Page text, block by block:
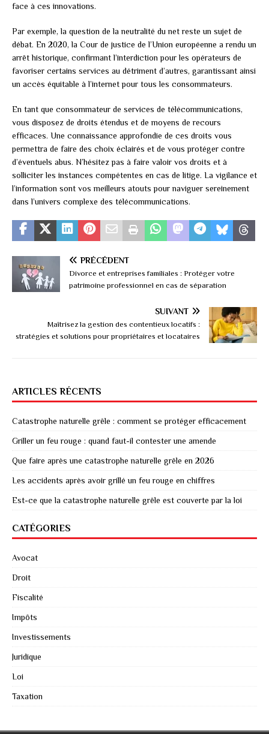
face à ces innovations.
Par exemple, la question de la neutralité du net reste un sujet de
débat. En 2020, la Cour de justice de l’Union européenne a rendu un
arrêt historique, confirmant l’interdiction pour les opérateurs de
favoriser certains services au détriment d’autres, garantissant ainsi
un accès équitable à l’internet pour tous les consommateurs.
En tant que consommateur de services de télécommunications,
vous disposez de droits étendus et de moyens de recours
efficaces. Une connaissance approfondie de ces droits vous
permettra de faire des choix éclairés et de vous protéger contre
d’éventuels abus. N’hésitez pas à faire valoir vos droits et à
solliciter les instances compétentes en cas de litige. La vigilance et
l’information sont vos meilleurs atouts pour naviguer sereinement
dans l’univers complexe des télécommunications.
PRÉCÉDENT
Divorce et entreprises familiales : Protéger votre
patrimoine professionnel en cas de séparation
SUIVANT
Maîtrisez la gestion des contentieux locatifs :
stratégies et solutions pour propriétaires et locataires
ARTICLES RÉCENTS
Catastrophe naturelle grêle : comment se protéger efficacement
Griller un feu rouge : quand faut-il contester une amende
Que faire après une catastrophe naturelle grêle en 2026
Les accidents après avoir grillé un feu rouge en chiffres
Est-ce que la catastrophe naturelle grêle est couverte par la loi
CATÉGORIES
Avocat
Droit
Fiscalité
Impôts
Investissements
Juridique
Loi
Taxation